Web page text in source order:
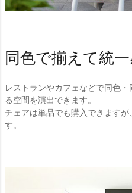
同色で揃えて統
レストランやカフェなどで同色
る空間を演出できます。
チェアは単品でも購入できます
す。